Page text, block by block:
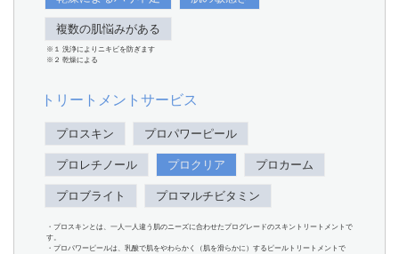
複数の肌悩みがある
※１ 洗浄によりニキビを防ぎます
※２ 乾燥による
トリートメントサービス
プロスキン プロパワーピール
プロレチノール プロクリア プロカーム
プロブライト プロマルチビタミン
・プロスキンとは、一人一人違う肌のニーズに合わせたプログレードのスキントリートメントで
す。
・プロパワーピールは、乳酸で肌をやわらかく（肌を滑らかに）するピールトリートメントで